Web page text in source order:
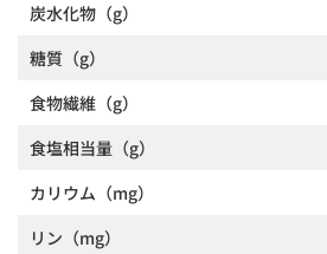
炭水化物 （g）
糖質 （g）
食物繊維 （g）
食塩相当量 （g）
カリウム （mg）
リン （mg）